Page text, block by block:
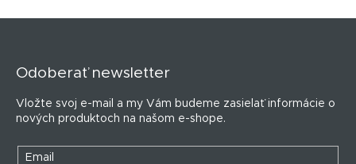
Odoberať newsletter
Vložte svoj e-mail a my Vám budeme zasielať informácie o
nových produktoch na našom e-shope.
Email